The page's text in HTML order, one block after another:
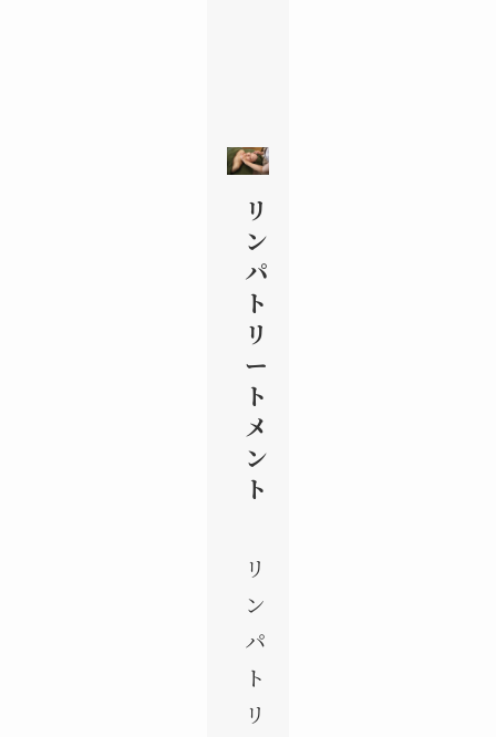
リ
ン
パ
ト
リ
ー
ト
メ
ン
ト
リ
ン
パ
ト
リ